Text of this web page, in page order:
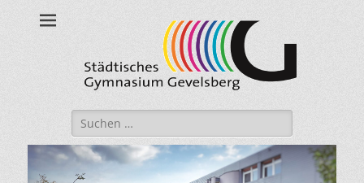
Städtisches
Gymnasium
Gevelsberg
Suche
nach: